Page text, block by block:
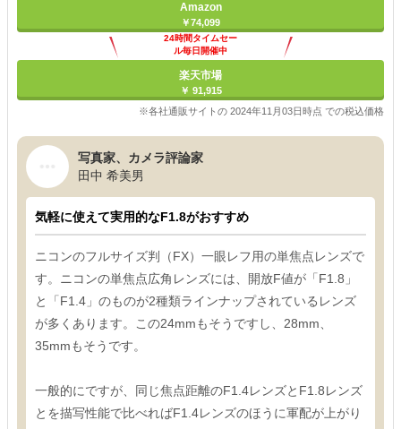
Amazon
￥74,099
24時間タイムセー
ル毎日開催中
楽天市場
￥ 91,915
※各社通販サイトの 2024年11月03日時点 での税込価格
写真家、カメラ評論家
田中 希美男
気軽に使えて実用的なF1.8がおすすめ
ニコンのフルサイズ判（FX）一眼レフ用の単焦点レンズで
す。ニコンの単焦点広角レンズには、開放F値が「F1.8」
と「F1.4」のものが2種類ラインナップされているレンズ
が多くあります。この24mmもそうですし、28mm、
35mmもそうです。
一般的にですが、同じ焦点距離のF1.4レンズとF1.8レンズ
とを描写性能で比べればF1.4レンズのほうに軍配が上がり